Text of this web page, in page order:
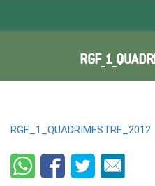
RGF_1_QUADRIMESTRE_2012